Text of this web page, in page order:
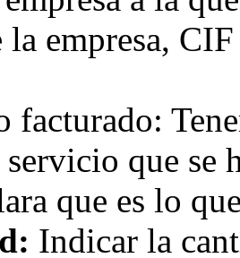
la empresa,
facturado:
que se
que es lo
Indicar la